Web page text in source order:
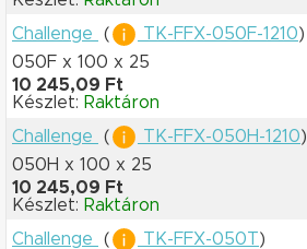
Challenge
( TK-FFX-050F-1210)
050F x 100 x 25
10 245,09 Ft
Készlet: Raktáron
Challenge
( TK-FFX-050H-1210)
050H x 100 x 25
10 245,09 Ft
Készlet: Raktáron
Challenge
( TK-FFX-050T)